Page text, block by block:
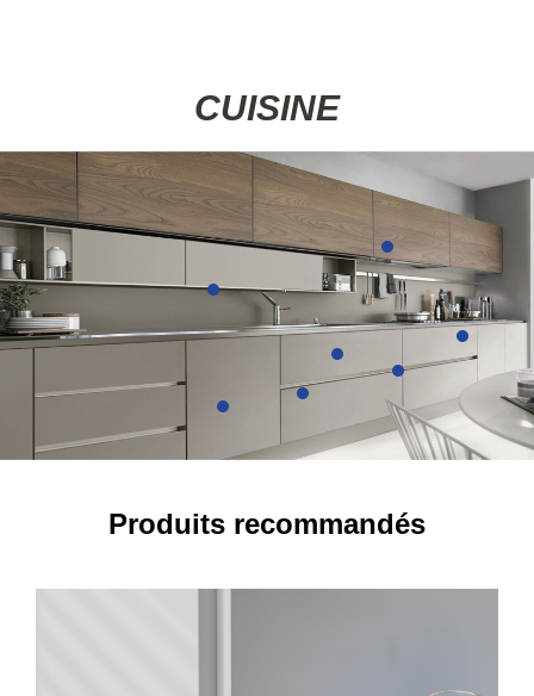
CUISINE
Details
Details
Details
Details
Details
Details
Produits recommandés